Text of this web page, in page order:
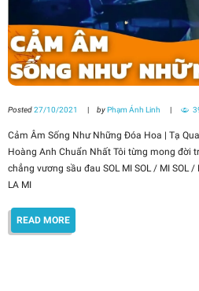
Posted27/10/2021 byPhạm Ánh Linh
Cảm Âm Sống Như Những Đóa Hoa | Tạ
Hoàng Anh Chuẩn Nhất Tôi từng mong đời
chẳng vương sầu đau SOL MI SOL / MI SOL /
LA MI
READ MORE